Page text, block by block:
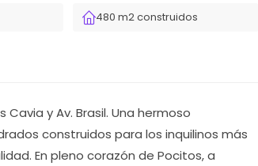
480 m2 construidos
y Av. Brasil. Una hermoso
construidos para los inquilinos más
En pleno corazón de Pocitos, a